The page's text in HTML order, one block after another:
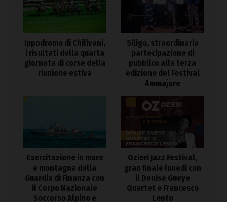
Ippodromo di Chilivani,
i risultati della quarta
giornata di corse della
riunione estiva
Siligo, straordinaria
partecipazione di
pubblico alla terza
edizione del Festival
Ammajare
Esercitazione in mare
e montagna della
Guardia di Finanza con
il Corpo Nazionale
Soccorso Alpino e
Ozieri Jazz Festival,
gran finale lunedì con
il Denise Gueye
Quartet e Francesco
Lento